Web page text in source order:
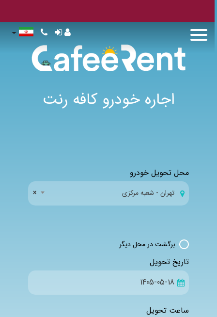
اجاره خودرو کافه رنت
محل تحویل خودرو
× تهران - شعبه مرکزی
برگشت در محل دیگر
تاریخ تحویل
ساعت تحویل